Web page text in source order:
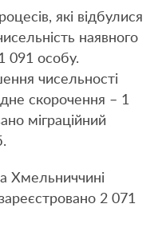
які відбулися
наявного
091 особу.
чисельності
скорочення – 1
міграційний
Хмельниччині
2 071